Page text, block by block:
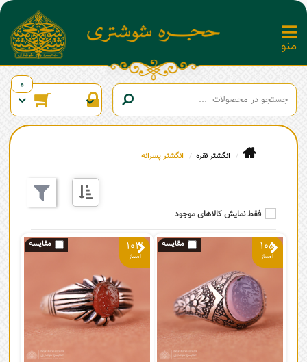
0
انگشتر نقره انگشتر پسرانه
فقط نمایش کالاهای موجود
105
103